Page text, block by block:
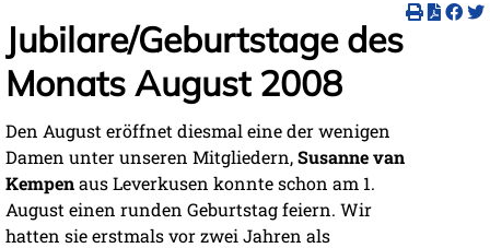
Jubilare/Geburtstage des
Monats August 2008
Den August eröffnet diesmal eine der wenigen
Damen unter unseren Mitgliedern,Susanne van
Kempenaus Leverkusen konnte schon am 1.
August einen runden Geburtstag feiern. Wir
hatten sie erstmals vor zwei Jahren als